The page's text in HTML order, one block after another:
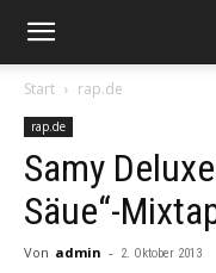
Start rap.de
rap.de
Samy
Säue“-
Von admin - 2. Oktober 2013